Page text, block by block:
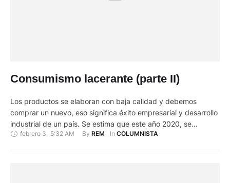
Consumismo lacerante (parte II)
Los productos se elaboran con baja calidad y debemos
comprar un nuevo, eso significa éxito empresarial y desarrollo
industrial de un país. Se estima que este año 2020, se
producirán 500 millones de toneladas de materiales plásticos,
febrero 3 5:32 AM By REM In COLUMNISTA